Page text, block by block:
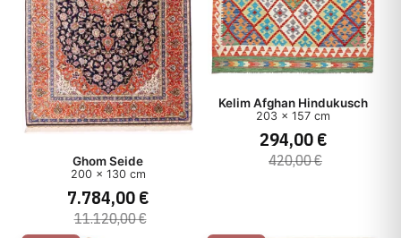
Ghom Seide
200 x 130 cm
7.784,00 €
11.120,00 €
Kelim Afghan Hindukusch
203 x 157 cm
294,00 €
420,00 €